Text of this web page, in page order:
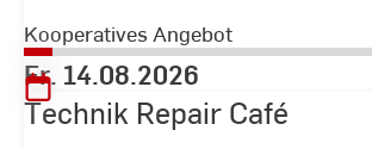
Kooperatives Angebot
Fr. 14.08.2026
Technik Repair Café